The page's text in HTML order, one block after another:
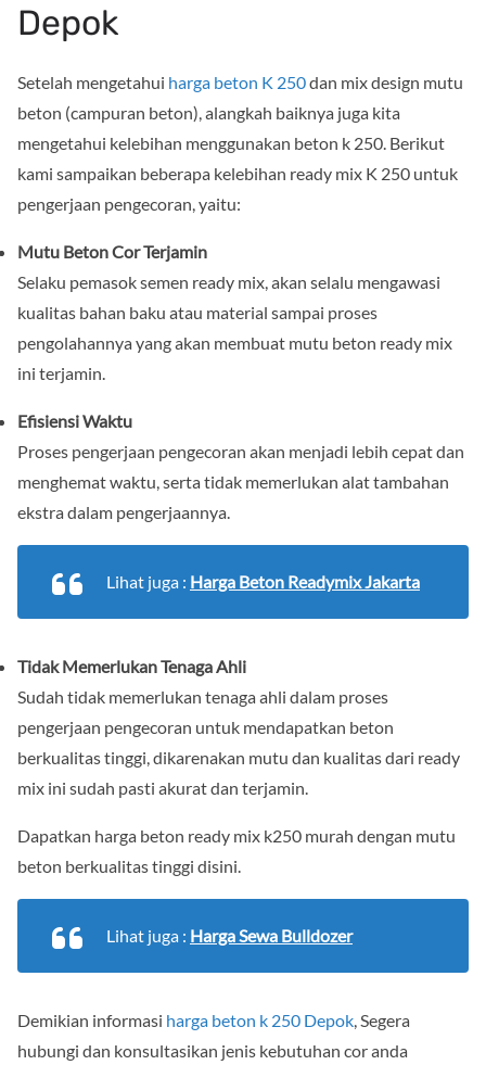
Depok
Setelah mengetahui harga beton K 250dan mix design mutu
beton (campuran beton), alangkah baiknya juga kita
mengetahui kelebihan menggunakan beton k 250. Berikut
kami sampaikan beberapa kelebihan ready mix K 250 untuk
pengerjaan pengecoran, yaitu:
Mutu Beton Cor Terjamin
Selaku pemasok semen ready mix, akan selalu mengawasi
kualitas bahan baku atau material sampai proses
pengolahannya yang akan membuat mutu beton ready mix
ini terjamin.
Efisiensi Waktu
Proses pengerjaan pengecoran akan menjadi lebih cepat dan
menghemat waktu, serta tidak memerlukan alat tambahan
ekstra dalam pengerjaannya.
Lihat juga : Harga Beton Readymix Jakarta
Tidak Memerlukan Tenaga Ahli
Sudah tidak memerlukan tenaga ahli dalam proses
pengerjaan pengecoran untuk mendapatkan beton
berkualitas tinggi, dikarenakan mutu dan kualitas dari ready
mix ini sudah pasti akurat dan terjamin.
Dapatkan harga beton ready mix k250 murah dengan mutu
beton berkualitas tinggi disini.
Lihat juga : Harga Sewa Bulldozer
Demikian informasi harga beton k 250 Depok , Segera
hubungi dan konsultasikan jenis kebutuhan cor anda